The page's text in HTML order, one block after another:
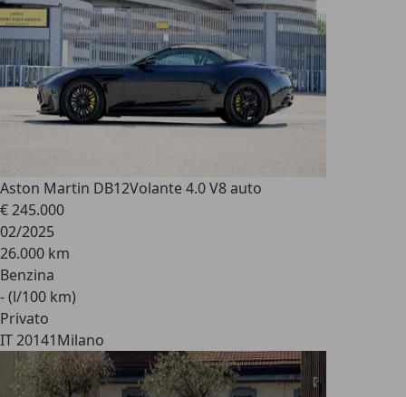
Aston Martin DB12Volante 4.0 V8 auto
€ 245.000
02/2025
26.000 km
Benzina
- (l/100 km)
Privato
IT 20141Milano